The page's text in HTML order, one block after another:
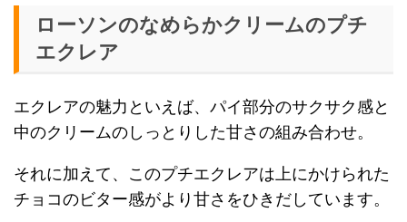
ローソンのなめらかクリームのプチ
エクレア
エクレアの魅力といえば、パイ部分のサクサク感と
中のクリームのしっとりした甘さの組み合わせ。
それに加えて、このプチエクレアは上にかけられた
チョコのビター感がより甘さをひきだしています。